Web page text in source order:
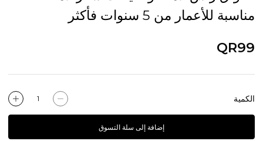
مناسبة للأعمار من 5 سنوات فأكثر
QR99
الكمية
إضافة إلى سلة التسوق